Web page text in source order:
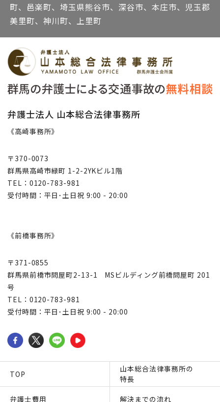
町、邑楽町、埼玉県熊谷市、深谷市、本庄市、児玉郡
美里町、神川町、上里町
弁護士法人 山本総合法律事務所
《高崎事務所》
〒370-0073
群馬県高崎市緑町 1-2-2YKビル1階
TEL：0120-783-981
受付時間：平日･土日祝 9:00 - 20:00
《前橋事務所》
〒371-0855
群馬県前橋市問屋町2-13-1 MSビルディング前橋問屋町 201
号
TEL：0120-783-981
受付時間：平日･土日祝 9:00 - 20:00
TOP
山本総合法律事務所の
特長
弁護士費用 解決までの流れ